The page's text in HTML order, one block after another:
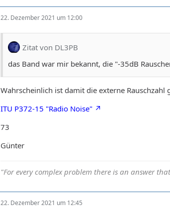
22. Dezember 2021 um 12:00
Zitat von DL3PB
das Band war mir bekannt, die "-35dB
Wahrscheinlich ist damit die externe
ITU P372-15 "Radio Noise"
73
Günter
"For every complex problem there is an answer
22. Dezember 2021 um 12:45